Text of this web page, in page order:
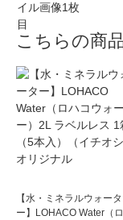
こちらの商
【水・ミネラルウォータ
ー】LOHACO Water（